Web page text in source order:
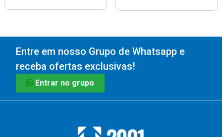
Entre em nosso Grupo de Whatsapp e
receba ofertas exclusivas!
Entrar no grupo